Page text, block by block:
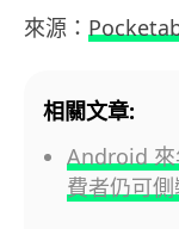
來源：
相關文章:
Android 來
費者仍可